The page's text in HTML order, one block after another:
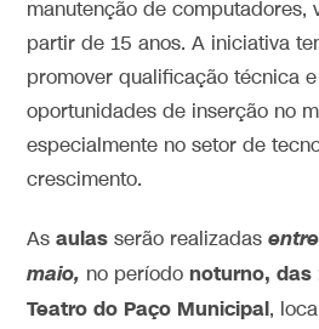
manutenção de computadores,
partir de 15 anos. A iniciativa
promover qualificação técnica
oportunidades de inserção no
especialmente no setor de
crescimento.
Asaulas serão realizadas
maio, no períodonoturno, das
Teatro do Paço Municipal,